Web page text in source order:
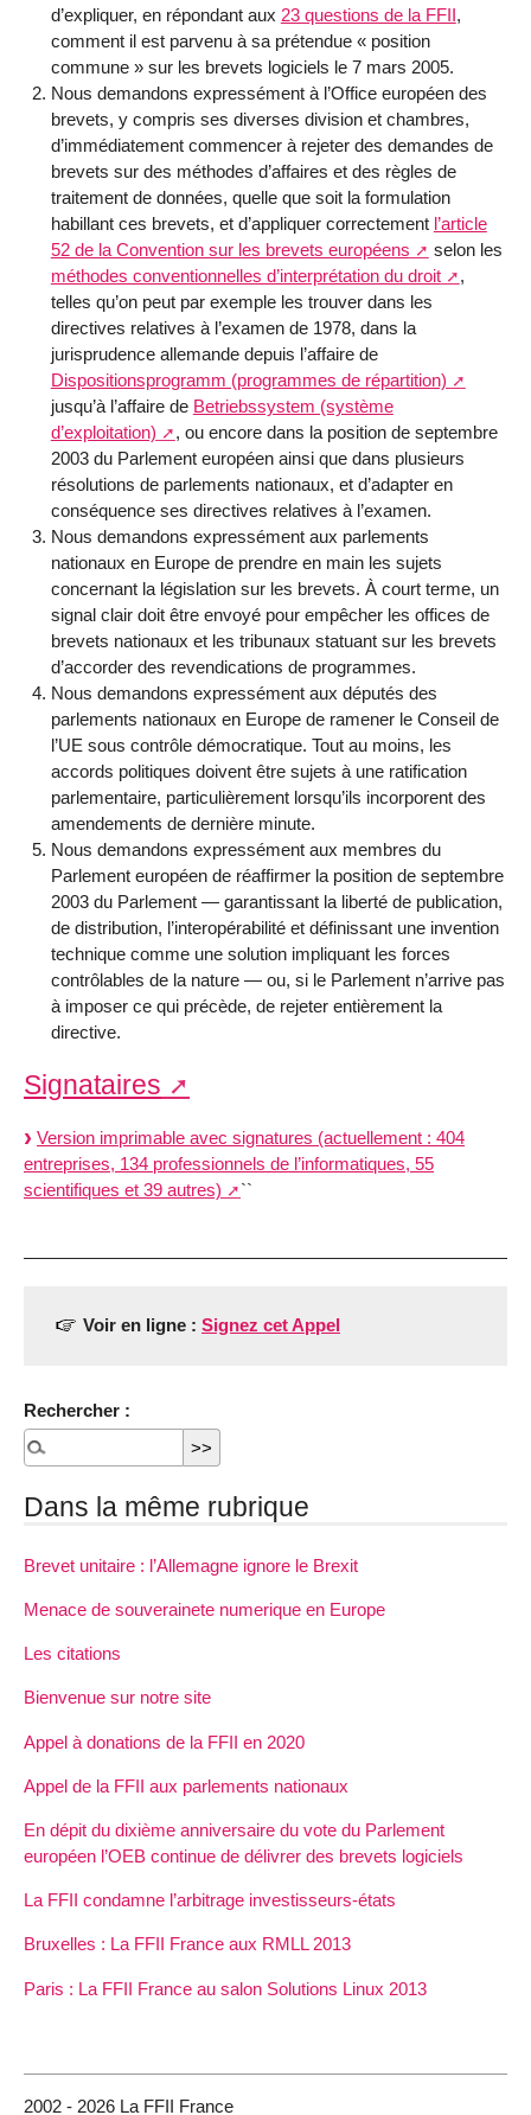
d’expliquer, en répondant aux 23 questions de la FFII,
comment il est parvenu à sa prétendue « position
commune » sur les brevets logiciels le 7 mars 2005.
Nous demandons expressément à l’Office européen des
brevets, y compris ses diverses division et chambres,
d’immédiatement commencer à rejeter des demandes de
brevets sur des méthodes d’affaires et des règles de
traitement de données, quelle que soit la formulation
habillant ces brevets, et d’appliquer correctement l’article
52 de la Convention sur les brevets européens
selon les
méthodes conventionnelles d’interprétation du droit
,
telles qu’on peut par exemple les trouver dans les
directives relatives à l’examen de 1978, dans la
jurisprudence allemande depuis l’affaire de
Dispositionsprogramm (programmes de répartition)
jusqu’à l’affaire de Betriebssystem (système
d’exploitation)
, ou encore dans la position de septembre
2003 du Parlement européen ainsi que dans plusieurs
résolutions de parlements nationaux, et d’adapter en
conséquence ses directives relatives à l’examen.
Nous demandons expressément aux parlements
nationaux en Europe de prendre en main les sujets
concernant la législation sur les brevets. À court terme, un
signal clair doit être envoyé pour empêcher les offices de
brevets nationaux et les tribunaux statuant sur les brevets
d’accorder des revendications de programmes.
Nous demandons expressément aux députés des
parlements nationaux en Europe de ramener le Conseil de
l’UE sous contrôle démocratique. Tout au moins, les
accords politiques doivent être sujets à une ratification
parlementaire, particulièrement lorsqu’ils incorporent des
amendements de dernière minute.
Nous demandons expressément aux membres du
Parlement européen de réaffirmer la position de septembre
2003 du Parlement — garantissant la liberté de publication,
de distribution, l’interopérabilité et définissant une invention
technique comme une solution impliquant les forces
contrôlables de la nature — ou, si le Parlement n’arrive pas
à imposer ce qui précède, de rejeter entièrement la
directive.
Signataires
Version imprimable avec signatures (actuellement : 404
entreprises, 134 professionnels de l’informatiques, 55
scientifiques et 39 autres)
``
Voir en ligne : Signez cet Appel
Rechercher :
Dans la même rubrique
Brevet unitaire : l’Allemagne ignore le Brexit
Menace de souverainete numerique en Europe
Les citations
Bienvenue sur notre site
Appel à donations de la FFII en 2020
Appel de la FFII aux parlements nationaux
En dépit du dixième anniversaire du vote du Parlement
européen l’OEB continue de délivrer des brevets logiciels
La FFII condamne l’arbitrage investisseurs-états
Bruxelles : La FFII France aux RMLL 2013
Paris : La FFII France au salon Solutions Linux 2013
2002 - 2026 La FFII France